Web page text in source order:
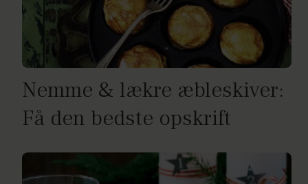
Nemme & lækre æbleskiver:
Få den bedste opskrift